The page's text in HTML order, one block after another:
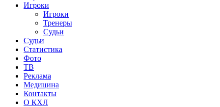
Игроки
Игроки
Тренеры
Судьи
Судьи
Статистика
Фото
ТВ
Реклама
Медицина
Контакты
О КХЛ